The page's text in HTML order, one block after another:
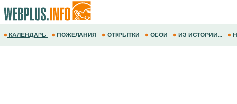
КАЛЕНДАРЬ ПОЖЕЛАНИЯ ОТКРЫТКИ ОБОИ ИЗ ИСТОРИИ...